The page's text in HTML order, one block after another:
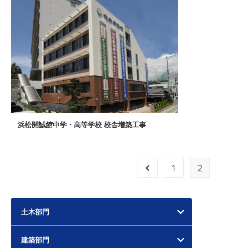
浜松開誠館中学・高等学校 校舎増築工事
前のページヘ
1 2
土木部門
建築部門